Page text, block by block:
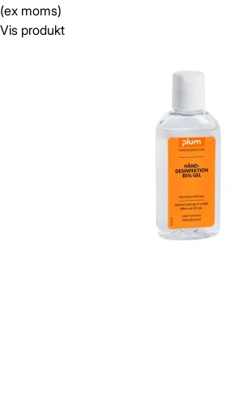
(ex moms)
Vis produkt